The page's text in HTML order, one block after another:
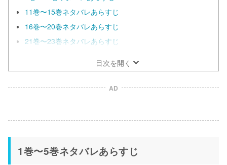
11巻〜15巻ネタバレあらすじ
16巻〜20巻ネタバレあらすじ
21巻〜23巻ネタバレあらすじ
目次を開く
AD
1巻〜5巻ネタバレあらすじ